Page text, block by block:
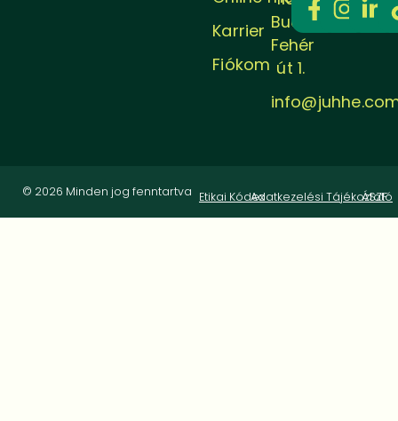
Karrier
Fiókom
Budapest,
Fehér
út 1.
© 2026 Minden jog fenntartva Etikai KódexAdatkezelési Tájékoztató
ÁSZF